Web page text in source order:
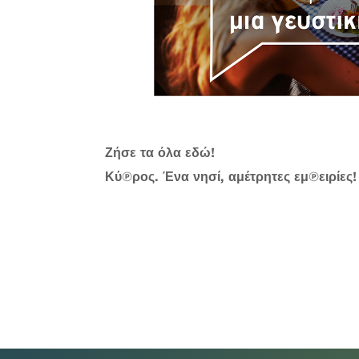
Ζήσε τα όλα εδώ!
Κύπρος. Ένα νησί, αμέτρητες